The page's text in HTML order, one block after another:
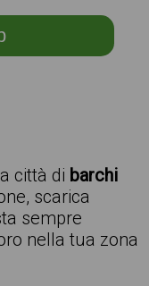
città di barchi
scarica
sempre
nella tua zona